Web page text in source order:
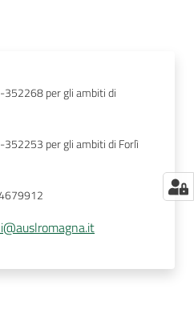
per gli ambiti di
per gli ambiti di Forlì